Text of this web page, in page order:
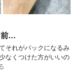
...
それがパックになるみ
なくつけた方がいいの